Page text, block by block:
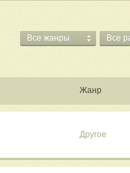
Все жанры Все
Жанр
Другое